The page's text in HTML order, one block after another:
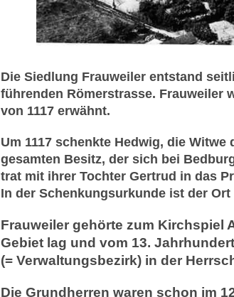
Die Siedlung Frauweiler entstand
führenden Römerstrasse. Frauweiler
von 1117 erwähnt.
Um 1117 schenkte Hedwig, die
gesamten Besitz, der sich bei
trat mit ihrer Tochter Gertrud in das
In der Schenkungsurkunde ist der Ort
Frauweiler gehörte zum Kirchspiel
Gebiet lag und vom 13.
(= Verwaltungsbezirk) in der
Die Grundherren waren schon im